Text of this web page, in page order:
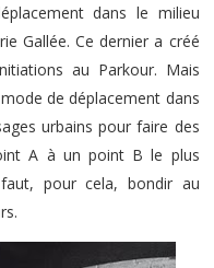
dans le milieu
Gallée. Ce dernier a créé
au Parkour. Mais
mode de déplacement dans
urbains pour faire des
A à un point B le plus
pour cela, bondir au